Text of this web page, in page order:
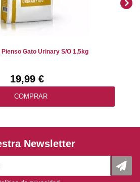
Pienso Gato Urinary S/o 1,5kg
19,99 €
COMPRAR
Newsletter